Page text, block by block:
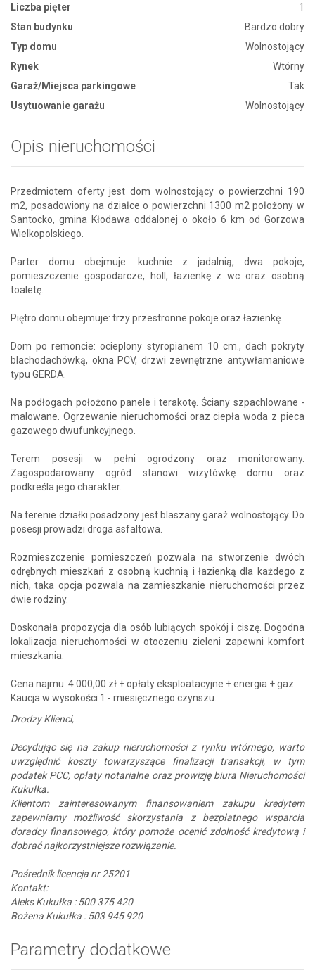
Liczba pięter
1
Stan budynku
Bardzo dobry
Typ domu
Wolnostojący
Rynek
Wtórny
Garaż/Miejsca parkingowe
Tak
Usytuowanie garażu
Wolnostojący
Opis nieruchomości
Przedmiotem oferty jest dom wolnostojący o powierzchni 190
m2, posadowiony na działce o powierzchni 1300 m2 położony w
Santocko, gmina Kłodawa oddalonej o około 6 km od Gorzowa
Wielkopolskiego.
Parter domu obejmuje: kuchnie z jadalnią, dwa pokoje,
pomieszczenie gospodarcze, holl, łazienkę z wc oraz osobną
toaletę.
Piętro domu obejmuje: trzy przestronne pokoje oraz łazienkę.
Dom po remoncie: ocieplony styropianem 10 cm., dach pokryty
blachodachówką, okna PCV, drzwi zewnętrzne antywłamaniowe
typu GERDA.
Na podłogach położono panele i terakotę. Ściany szpachlowane -
malowane. Ogrzewanie nieruchomości oraz ciepła woda z pieca
gazowego dwufunkcyjnego.
Terem posesji w pełni ogrodzony oraz monitorowany.
Zagospodarowany ogród stanowi wizytówkę domu oraz
podkreśla jego charakter.
Na terenie działki posadzony jest blaszany garaż wolnostojący. Do
posesji prowadzi droga asfaltowa.
Rozmieszczenie pomieszczeń pozwala na stworzenie dwóch
odrębnych mieszkań z osobną kuchnią i łazienką dla każdego z
nich, taka opcja pozwala na zamieszkanie nieruchomości przez
dwie rodziny.
Doskonała propozycja dla osób lubiących spokój i ciszę. Dogodna
lokalizacja nieruchomości w otoczeniu zieleni zapewni komfort
mieszkania.
Cena najmu: 4.000,00 zł + opłaty eksploatacyjne + energia + gaz.
Kaucja w wysokości 1 - miesięcznego czynszu.
Drodzy Klienci,
Decydując się na zakup nieruchomości z rynku wtórnego, warto
uwzględnić koszty towarzyszące finalizacji transakcji, w tym
podatek PCC, opłaty notarialne oraz prowizję biura Nieruchomości
Kukułka.
Klientom zainteresowanym finansowaniem zakupu kredytem
zapewniamy możliwość skorzystania z bezpłatnego wsparcia
doradcy finansowego, który pomoże ocenić zdolność kredytową i
dobrać najkorzystniejsze rozwiązanie.
Pośrednik licencja nr 25201
Kontakt:
Aleks Kukułka : 500 375 420
Bożena Kukułka : 503 945 920
Parametry dodatkowe